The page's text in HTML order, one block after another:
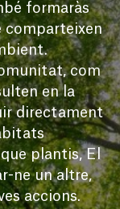
formaràs
comparteixen
com
en la
directament
plantis, El
ne un altre,
accions.